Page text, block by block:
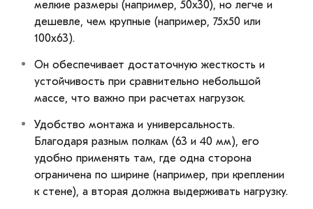
мелкие размеры (например, 50х30), но легче и
дешевле, чем крупные (например, 75х50 или
100х63).
Он обеспечивает достаточную жесткость и
устойчивость при сравнительно небольшой
массе, что важно при расчетах нагрузок.
Удобство монтажа и универсальность.
Благодаря разным полкам (63 и 40 мм), его
удобно применять там, где одна сторона
ограничена по ширине (например, при креплении
к стене), а вторая должна выдерживать нагрузку.